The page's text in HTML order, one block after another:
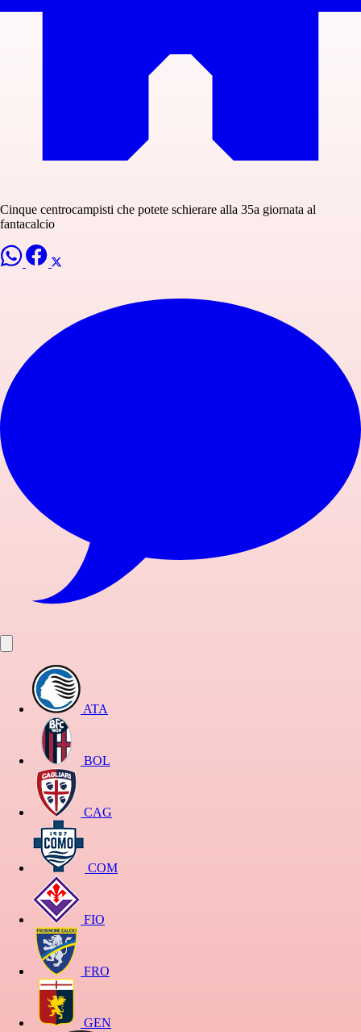
Cinque centrocampisti che potete schierare alla 35a giornata al
fantacalcio
ATA
BOL
CAG
COM
FIO
FRO
GEN